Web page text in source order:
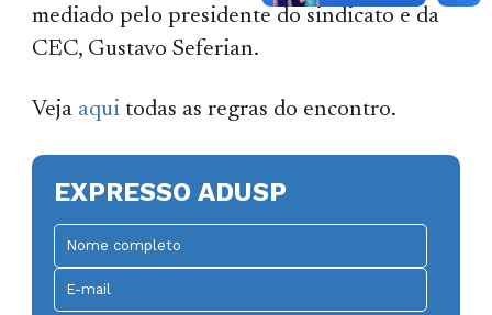
mediado pelo presidente do sindicato e da
CEC, Gustavo Seferian.
Veja aqui todas as regras do encontro.
EXPRESSO ADUSP